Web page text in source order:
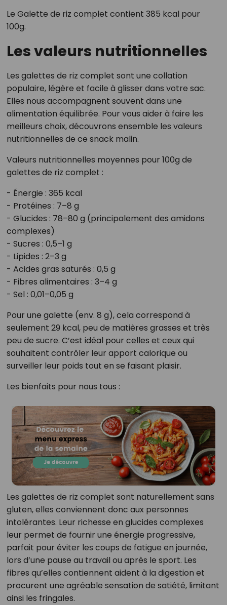
Le Galette de riz complet contient 385 kcal pour
100g.
Les valeurs nutritionnelles
Les galettes de riz complet sont une collation
populaire, légère et facile à glisser dans votre sac.
Elles nous accompagnent souvent dans une
alimentation équilibrée. Pour vous aider à faire les
meilleurs choix, découvrons ensemble les valeurs
nutritionnelles de ce snack malin.
Valeurs nutritionnelles moyennes pour 100g de
galettes de riz complet :
- Énergie : 365 kcal
- Protéines : 7–8 g
- Glucides : 78–80 g (principalement des amidons
complexes)
- Sucres : 0,5–1 g
- Lipides : 2–3 g
- Acides gras saturés : 0,5 g
- Fibres alimentaires : 3–4 g
- Sel : 0,01–0,05 g
Pour une galette (env. 8 g), cela correspond à
seulement 29 kcal, peu de matières grasses et très
peu de sucre. C’est idéal pour celles et ceux qui
souhaitent contrôler leur apport calorique ou
surveiller leur poids tout en se faisant plaisir.
Les bienfaits pour nous tous :
Les galettes de riz complet sont naturellement sans
gluten, elles conviennent donc aux personnes
intolérantes. Leur richesse en glucides complexes
leur permet de fournir une énergie progressive,
parfait pour éviter les coups de fatigue en journée,
lors d’une pause au travail ou après le sport. Les
fibres qu’elles contiennent aident à la digestion et
procurent une agréable sensation de satiété, limitant
ainsi les fringales.